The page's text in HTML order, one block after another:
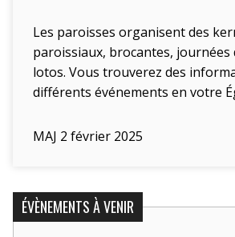
Les paroisses organisent des
paroissiaux, brocantes, journées
lotos. Vous trouverez des
différents événements en votre
MAJ 2 février 2025
ÉVÈNEMENTS À VENIR